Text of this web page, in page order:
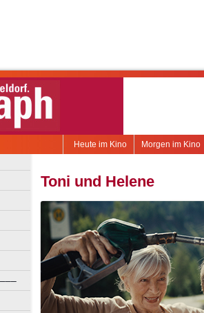
Morgen im Kino
Heute im Kino
Toni und Helene